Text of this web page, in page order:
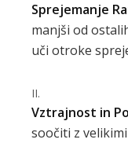
Sprejemanje
manjši od
uči otroke
Vztrajnost in
soočiti z